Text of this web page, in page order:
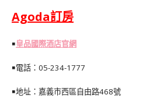
Agoda訂房
￭皇品國際酒店官網
￭電話：05-234-1777
￭地址：嘉義市西區自由路468號